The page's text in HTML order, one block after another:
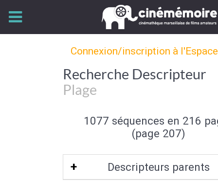
Connexion/inscription à
Recherche Descripteur
Plage
1077 séquences en 216
(page 207)
Descripteurs parents